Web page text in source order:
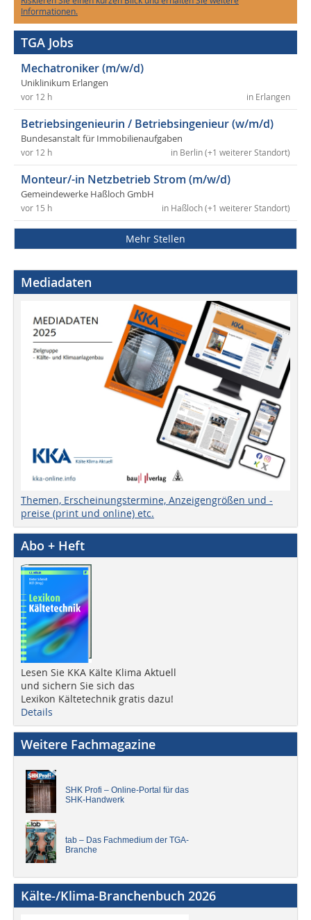
Informationen.
TGA Jobs
Mechatroniker (m/w/d)
Uniklinikum Erlangen
in Erlangen
vor 12 h
Betriebsingenieurin / Betriebsingenieur (w/m/d)
Bundesanstalt für Immobilienaufgaben
in Berlin (+1 weiterer Standort)
vor 12 h
Monteur/-in Netzbetrieb Strom (m/w/d)
Gemeindewerke Haßloch GmbH
in Haßloch (+1 weiterer Standort)
vor 15 h
Mehr Stellen
Mediadaten
Themen, Erscheinungstermine, Anzeigengrößen und -
preise (print und online) etc.
Abo + Heft
Lesen Sie KKA Kälte Klima Aktuell
und sichern Sie sich das
Lexikon Kältetechnik gratis dazu!
Details
Weitere Fachmagazine
SHK Profi – Online-Portal für das
SHK-Handwerk
tab – Das Fachmedium der TGA-
Branche
Kälte-/Klima-Branchenbuch 2026